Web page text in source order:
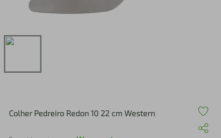
Colher Pedreiro Redon 10 22 cm Western